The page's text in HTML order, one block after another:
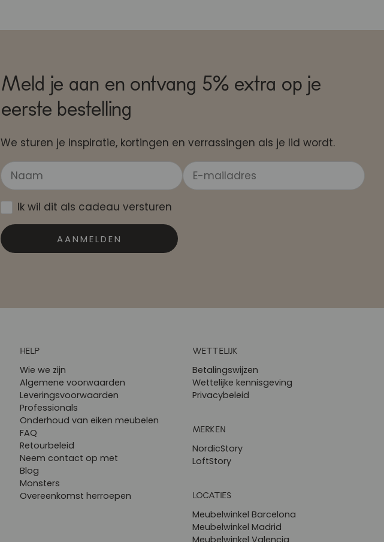
Meld je aan en ontvang 5% extra op je
eerste bestelling
We sturen je inspiratie, kortingen en verrassingen als je lid wordt.
Ik wil dit als cadeau versturen
AANMELDEN
HELP
Wie we zijn
Algemene voorwaarden
Leveringsvoorwaarden
Professionals
Onderhoud van eiken meubelen
FAQ
Retourbeleid
Neem contact op met
Blog
Monsters
Overeenkomst herroepen
WETTELIJK
Betalingswijzen
Wettelijke kennisgeving
Privacybeleid
MERKEN
NordicStory
LoftStory
LOCATIES
Meubelwinkel Barcelona
Meubelwinkel Madrid